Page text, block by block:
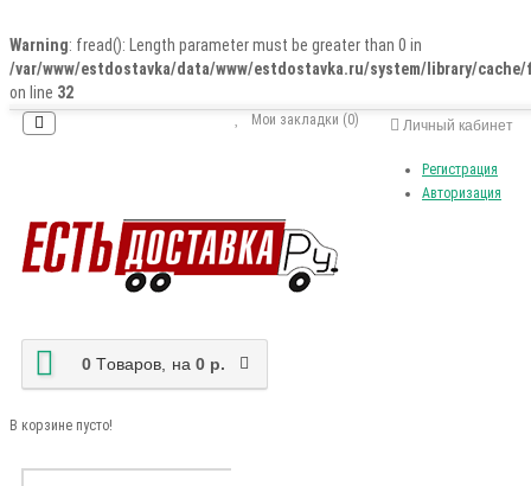
Warning: fread(): Length parameter must be greater than 0 in
/var/www/estdostavka/data/www/estdostavka.ru/system/library/cache/
on line 32
Личный кабинет
Регистрация
Авторизация
Мои закладки (0)
0 Tоваров, на 0 р.
В корзине пусто!